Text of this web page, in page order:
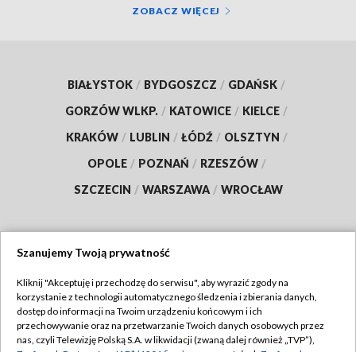
ZOBACZ WIĘCEJ
BIAŁYSTOK / BYDGOSZCZ / GDAŃSK /
GORZÓW WLKP. / KATOWICE / KIELCE /
KRAKÓW / LUBLIN / ŁÓDŹ / OLSZTYN /
OPOLE / POZNAŃ / RZESZÓW /
SZCZECIN / WARSZAWA / WROCŁAW
TVP
Abonament TVP
Regulamin TVP
Szanujemy Twoją prywatność
Kliknij "Akceptuję i przechodzę do serwisu", aby wyrazić zgody na
korzystanie z technologii automatycznego śledzenia i zbierania danych,
dostęp do informacji na Twoim urządzeniu końcowym i ich
przechowywanie oraz na przetwarzanie Twoich danych osobowych przez
nas, czyli Telewizję Polską S.A. w likwidacji (zwaną dalej również „TVP”),